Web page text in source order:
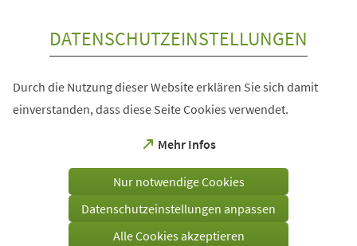
DATENSCHUTZEINSTELLUNGEN
Durch die Nutzung dieser Website erklären Sie sich damit
einverstanden, dass diese Seite Cookies verwendet.
Mehr Infos
(Öffnet
einem
Tab)
Nur notwendige Cookies
Datenschutzeinstellungen anpassen
Alle Cookies akzeptieren